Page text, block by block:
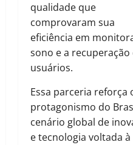
qualidade que
comprovaram sua
eficiência em
sono e a recuperação
usuários.
Essa parceria reforça
protagonismo do
cenário global de
e tecnologia voltada à